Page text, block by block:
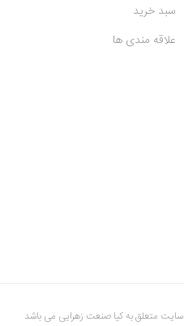
سبد خرید
علاقه مندی ها
متعلق به کیا صنعت زهرایی می باشد